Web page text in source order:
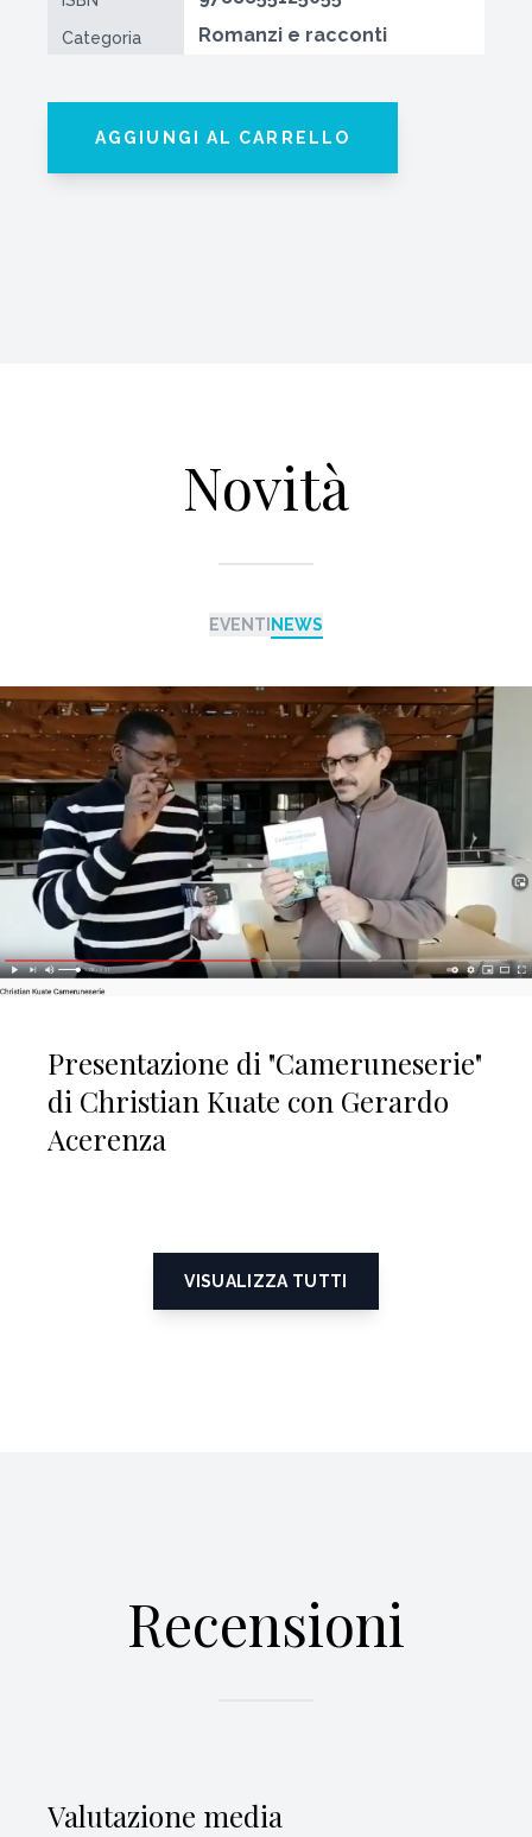
Categoria Romanzi e racconti
AGGIUNGI AL CARRELLO
Novità
EVENTI NEWS
Presentazione di "Cameruneserie"
di Christian Kuate con Gerardo
Acerenza
VISUALIZZA TUTTI
Recensioni
Valutazione media